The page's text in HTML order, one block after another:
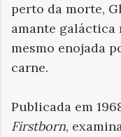
perto da morte,
amante galáctica
mesmo enojada
carne.
Publicada em
Firstborn,